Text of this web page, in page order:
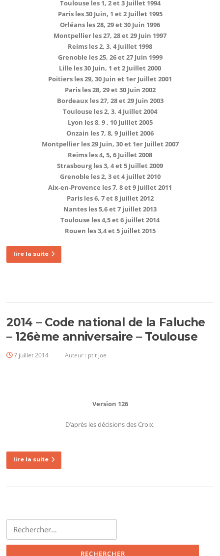
Toulouse les 1, 2 et 3 Juillet 1994
Paris les 30 Juin, 1 et 2 Juillet 1995
Orléans les 28, 29 et 30 Juin 1996
Montpellier les 27, 28 et 29 Juin 1997
Reims les 2, 3, 4 Juillet 1998
Grenoble les 25, 26 et 27 Juin 1999
Lille les 30 Juin, 1 et 2 Juillet 2000
Poitiers les 29, 30 Juin et 1er Juillet 2001
Paris les 28, 29 et 30 Juin 2002
Bordeaux les 27, 28 et 29 Juin 2003
Toulouse les 2, 3, 4 Juillet 2004
Lyon les 8, 9 , 10 Juillet 2005
Onzain les 7, 8, 9 Juillet 2006
Montpellier les 29 Juin, 30 et 1er Juillet 2007
Reims les 4, 5, 6 Juillet 2008
Strasbourg les 3, 4 et 5 Juillet 2009
Grenoble les 2, 3 et 4 juillet 2010
Aix-en-Provence les 7, 8 et 9 juillet 2011
Paris les 6, 7 et 8 juillet 2012
Nantes les 5,6 et 7 juillet 2013
Toulouse les 4,5 et 6 juillet 2014
Rouen les 3,4 et 5 juillet 2015
lire la suite
2014 – Code national de la Faluche
– 126ème anniversaire – Toulouse
7 juillet 2014 Auteur : ptit joe
Version 126
D’après les décisions des Croix,
lire la suite